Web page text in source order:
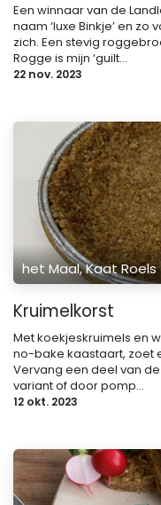
Een winnaar van de
naam ‘luxe Binkje’ en
zich. Een stevig
Rogge is mijn ‘guilt...
22 nov. 2023
het Maal, Kaat Roels
Kruimelkorst
Met koekjeskruimels en
no-bake kaastaart, zoet
Vervang een deel van
variant of door pomp...
12 okt. 2023